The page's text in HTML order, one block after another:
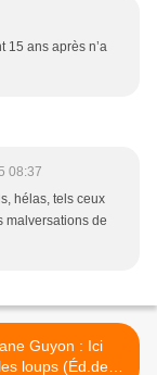
15 ans après n’a
08:37
hélas, tels ceux
malversations de
Guyon : Ici
loups (Éd.de la